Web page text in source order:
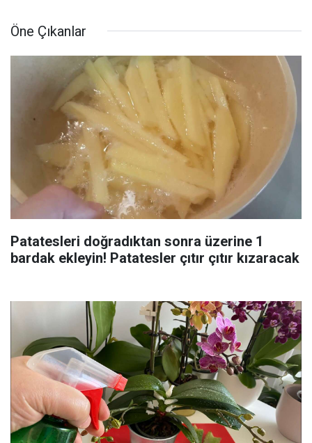
Öne Çıkanlar
Patatesleri doğradıktan sonra üzerine 1
bardak ekleyin! Patatesler çıtır çıtır kızaracak